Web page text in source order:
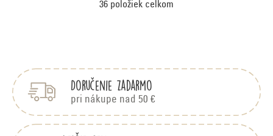
v
d
a
c
á
n
36 položiek celkom
Doručenie zadarmo
pri nákupe nad 50 €